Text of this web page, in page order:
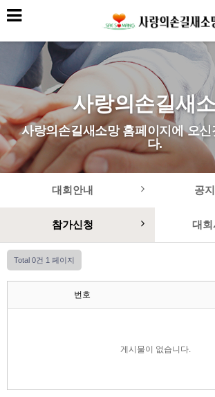
사랑의손길새
사랑의손길새소망 홈페이지에 오신
다.
대회안내 공
참가신청 대
Total 0건 1 페이지
번호
게시물이 없습니다.